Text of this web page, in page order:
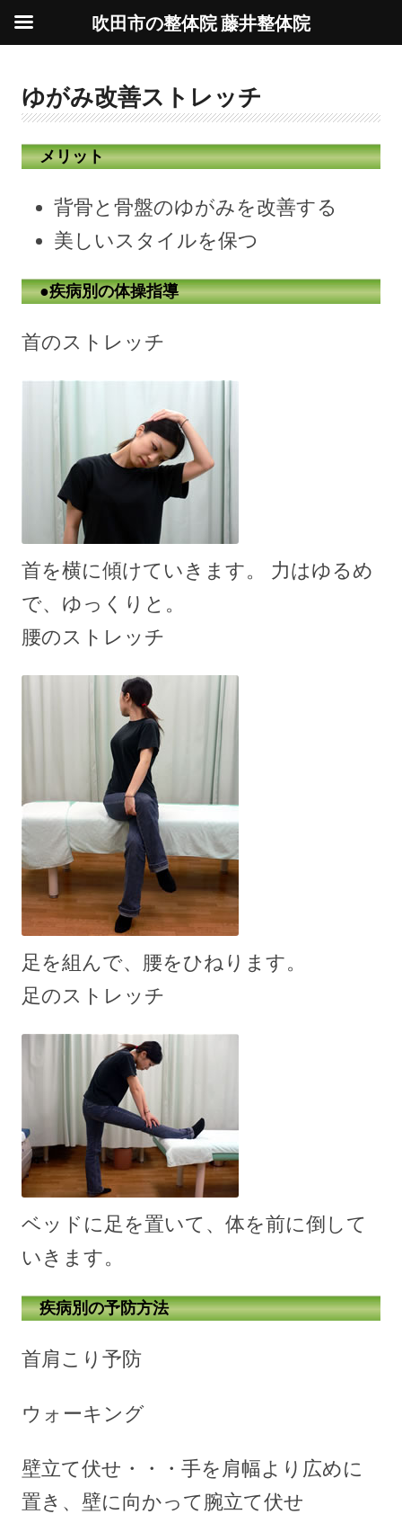
ゆがみ改善ストレッチ
メリット
背骨と骨盤のゆがみを改善する
美しいスタイルを保つ
●疾病別の体操指導
首のストレッチ
首を横に傾けていきます。 力はゆるめ
で、ゆっくりと。
腰のストレッチ
足を組んで、腰をひねります。
足のストレッチ
ベッドに足を置いて、体を前に倒して
いきます。
疾病別の予防方法
首肩こり予防
ウォーキング
壁立て伏せ・・・手を肩幅より広めに
置き、壁に向かって腕立て伏せ
吹田市の整体院 藤井整体院